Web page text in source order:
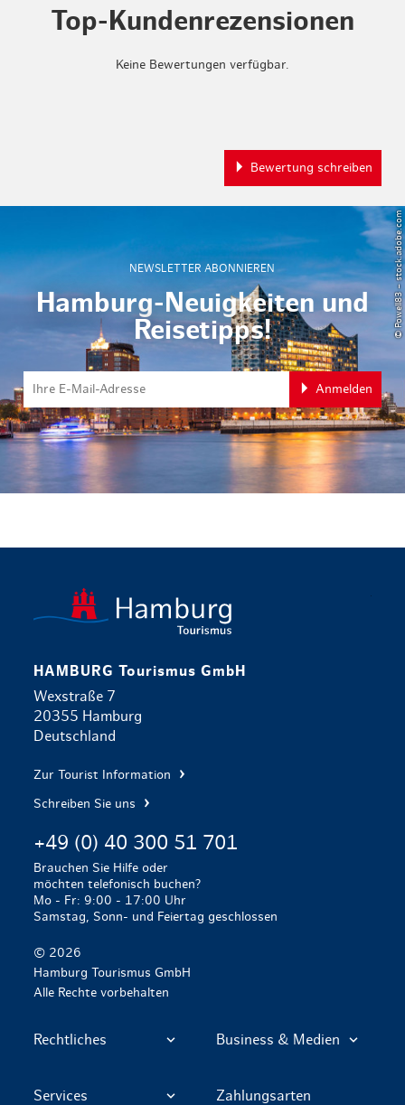
Top-Kundenrezensionen
Keine Bewertungen verfügbar.
Bewertung schreiben
NEWSLETTER ABONNIEREN
Hamburg-Neuigkeiten und
Reisetipps!
Anmelden
© Powell83 – stock.adobe.com
HAMBURG Tourismus GmbH
Wexstraße 7
20355 Hamburg
Deutschland
Zur Tourist Information
Schreiben Sie uns
+49 (0) 40 300 51 701
Brauchen Sie Hilfe oder
möchten telefonisch buchen?
Mo - Fr: 9:00 - 17:00 Uhr
Samstag, Sonn- und Feiertag geschlossen
© 2026
Hamburg Tourismus GmbH
Alle Rechte vorbehalten
Rechtliches Business & Medien
Services Zahlungsarten